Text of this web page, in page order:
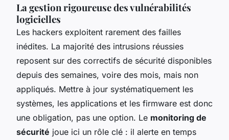
La gestion rigoureuse des vulnérabilités
logicielles
Les hackers exploitent rarement des failles
inédites. La majorité des intrusions réussies
reposent sur des correctifs de sécurité disponibles
depuis des semaines, voire des mois, mais non
appliqués. Mettre à jour systématiquement les
systèmes, les applications et les firmware est donc
une obligation, pas une option. Le monitoring de
sécurité joue ici un rôle clé : il alerte en temps